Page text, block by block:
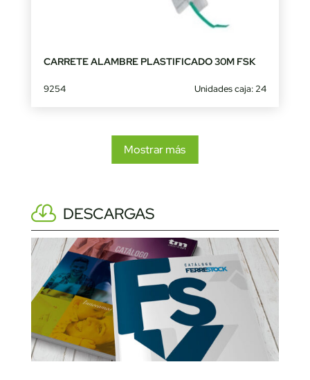
CARRETE ALAMBRE PLASTIFICADO 30M FSK
9254 Unidades caja: 24
Mostrar más
DESCARGAS